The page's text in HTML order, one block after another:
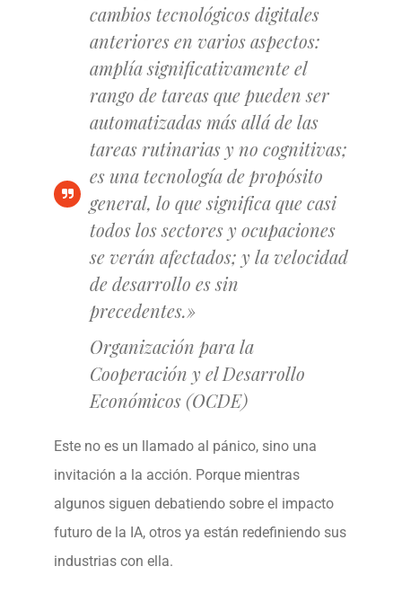
cambios tecnológicos digitales
anteriores en varios aspectos:
amplía significativamente el
rango de tareas que pueden ser
automatizadas más allá de las
tareas rutinarias y no cognitivas;
es una tecnología de propósito
general, lo que significa que casi
todos los sectores y ocupaciones
se verán afectados; y la velocidad
de desarrollo es sin
precedentes.»
Organización para la
Cooperación y el Desarrollo
Económicos (OCDE)
Este no es un llamado al pánico, sino una
invitación a la acción. Porque mientras
algunos siguen debatiendo sobre el impacto
futuro de la IA, otros ya están redefiniendo sus
industrias con ella.